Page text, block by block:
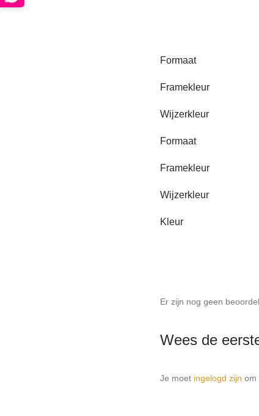
Formaat
Framekleur
Wijzerkleur
Formaat
Framekleur
Wijzerkleur
Kleur
Er zijn nog geen
Wees de
Je moet ingelogd zijn om